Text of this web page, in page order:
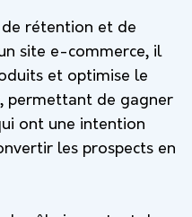
de rétention et de
site e-commerce, il
et optimise le
permettant de gagner
ont une intention
les prospects en